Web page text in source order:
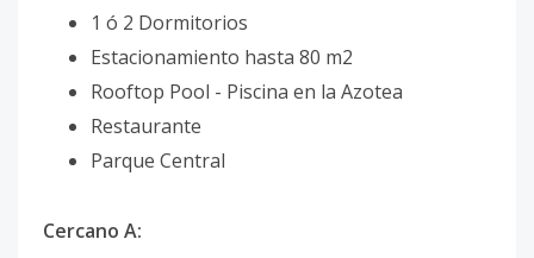
1 ó 2 Dormitorios
Estacionamiento hasta 80 m2
Rooftop Pool - Piscina en la Azotea
Restaurante
Parque Central
Cercano A: